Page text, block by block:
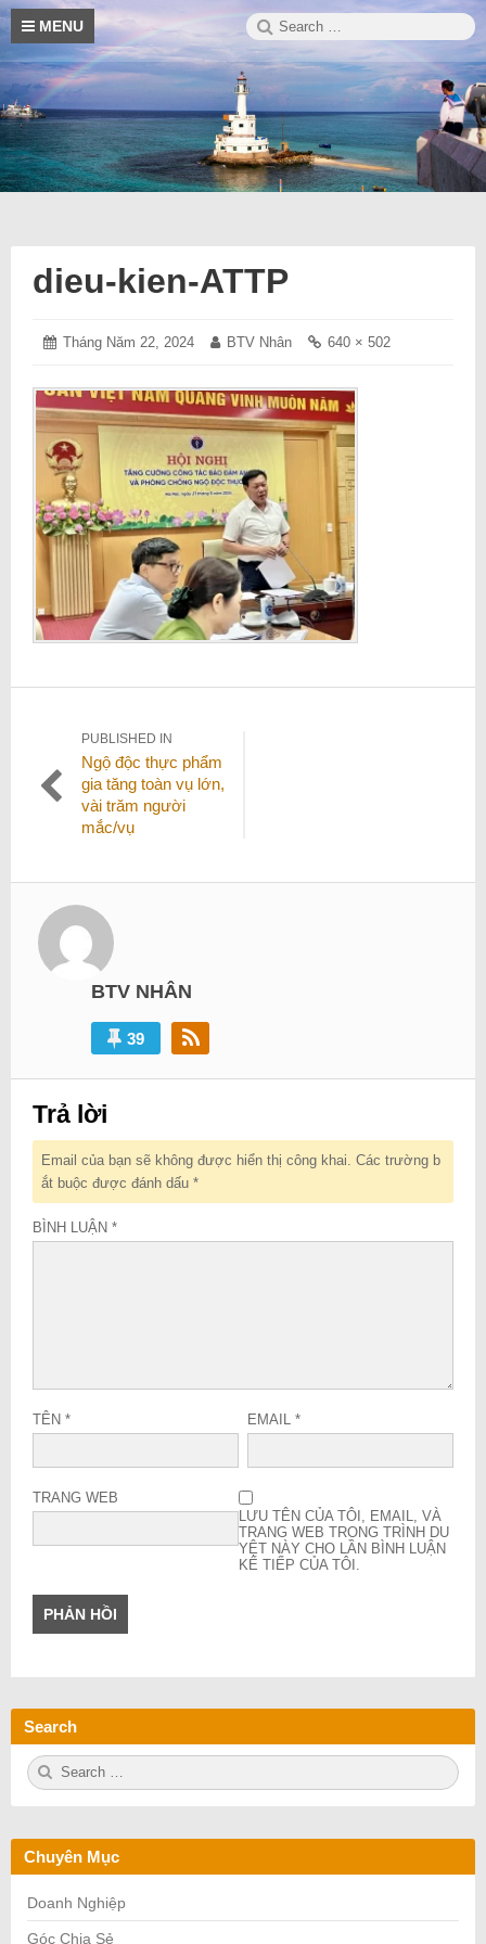
Skip
to
content
MENU
Search
for:
Trường
Sa
Blog
thông
tin
hay
dieu-kien-ATTP
Posted
Tháng Năm 22, 2024 Tháng
2024
Author:
BTV Nhân
Full
640 × 502
Điều
hướng
bài
viết
PUBLISHED IN
Ngộ độc thực phẩm
gia tăng toàn vụ lớn,
vài trăm người
mắc/vụ
BTV NHÂN
39
Trả lời
Email của bạn sẽ không được hiển thị công khai. Các trường b
ắt buộc được đánh dấu *
BÌNH LUẬN *
TÊN * EMAIL *
TRANG WEB
LƯU TÊN CỦA TÔI, EMAIL, VÀ
TRANG WEB TRONG TRÌNH DU
YỆT NÀY CHO LẦN BÌNH LUẬN
KẾ TIẾP CỦA TÔI.
Search
S
e
h
f
r:
Chuyên Mục
Doanh Nghiệp
Góc Chia Sẻ